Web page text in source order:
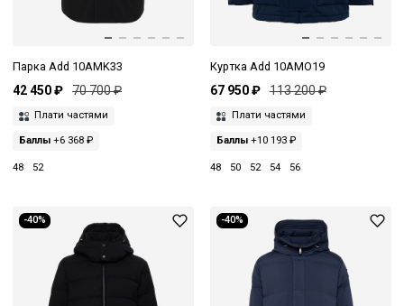
Парка Add 10AMK33
42 450 ₽ 70 700 ₽
Плати частями
Баллы +6 368 ₽
48 52
Куртка Add 10AMO19
67 950 ₽ 113 200 ₽
Плати частями
Баллы+10 193 ₽
48 50 52 54 56
-40% -40%